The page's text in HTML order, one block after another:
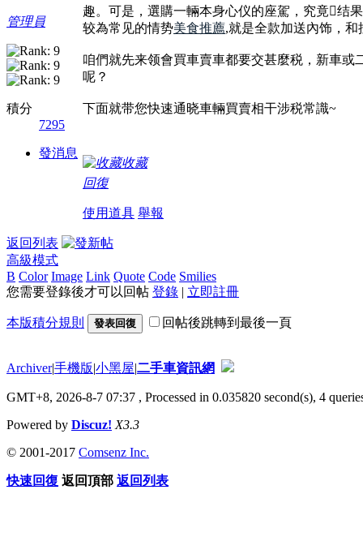
管理員
積分
7295
發消息
趣。可是，選購一輛本身心仪的座駕，究竟结
较為常见的情势美食推薦,就是全款加送內饰，
咱們就先来领會買車賣車都要交甚麼税，新車
呢？
下面就带您快速通晓車輛買賣相干涉税常識~
收藏
回復
使用道具 舉報
返回列表
高級模式
B Color Image Link Quote Code Smilies
您需要登錄後才可以回帖 登錄 | 立即註冊
本版積分規則 發表回復 回帖後跳轉到最後一頁
Archiver|手機版|小黑屋|二手車資訊網
GMT+8, 2026-8-7 07:37 , Processed in 0.035820 second(s), 4
Powered by Discuz! X3.3
© 2001-2017 Comsenz Inc.
快速回復 返回頂部 返回列表